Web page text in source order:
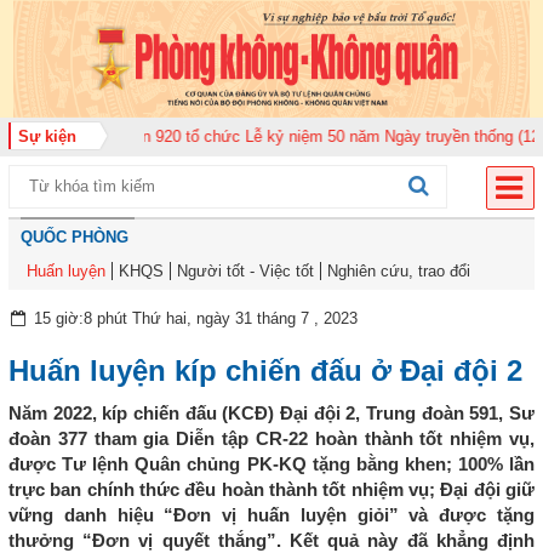
Sự kiện
Không quân 920 tổ chức Lễ kỷ niệm 50 năm Ngày truyền thống (12-11-
QUỐC PHÒNG
Huấn luyện
KHQS Người tốt - Việc tốt Nghiên cứu, trao đổi
15 giờ:8 phút Thứ hai, ngày 31 tháng 7 , 2023
Huấn luyện kíp chiến đấu ở Đại đội 2
Năm 2022, kíp chiến đấu (KCĐ) Đại đội 2, Trung đoàn 591, Sư
đoàn 377 tham gia Diễn tập CR-22 hoàn thành tốt nhiệm vụ,
được Tư lệnh Quân chủng PK-KQ tặng bằng khen; 100% lần
trực ban chính thức đều hoàn thành tốt nhiệm vụ; Đại đội giữ
vững danh hiệu “Đơn vị huấn luyện giỏi” và được tặng
thưởng “Đơn vị quyết thắng”. Kết quả này đã khẳng định